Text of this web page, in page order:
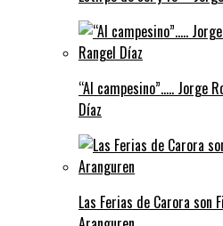
“Al campesino”….. Jorge
Díaz
Las Ferias de Carora son